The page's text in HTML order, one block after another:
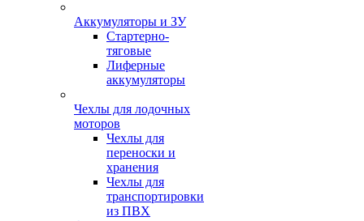
Аккумуляторы и ЗУ
Стартерно-
тяговые
Лиферные
аккумуляторы
Чехлы для лодочных
моторов
Чехлы для
переноски и
хранения
Чехлы для
транспортировки
из ПВХ